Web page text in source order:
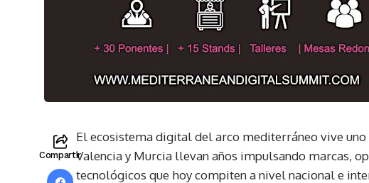
Compartir
El ecosistema digital del arco mediterráneo vive
Valencia y Murcia llevan años impulsando marcas,
tecnológicos que hoy compiten a nivel nacional e